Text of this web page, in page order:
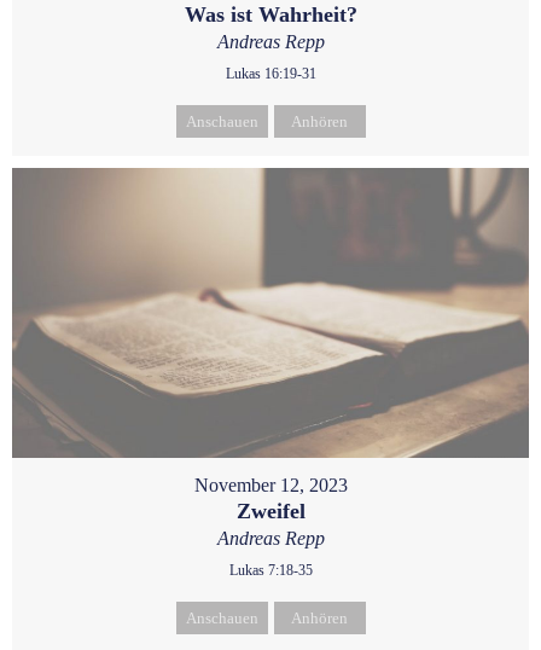
Was ist Wahrheit?
Andreas Repp
Lukas 16:19-31
Anschauen Anhören
November 12, 2023
Zweifel
Andreas Repp
Lukas 7:18-35
Anschauen Anhören